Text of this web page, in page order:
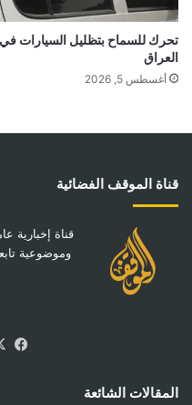
تحرك للسماح بتظليل السيارات في
العراق
أغسطس 5, 2026
قناة الموقف الفضائية
قناة إخبارية
المقالات الشائعة